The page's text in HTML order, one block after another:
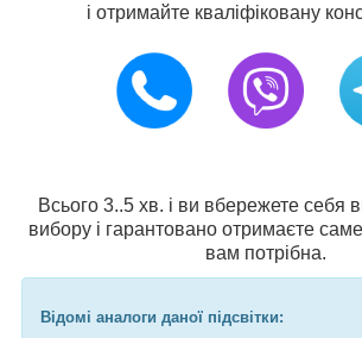
і отримайте кваліфіковану
Всього 3..5 хв. і ви вбережете себя
вибору і гарантовано отримаєте саме
вам потрібна.
Відомі аналоги даної підсвітки: